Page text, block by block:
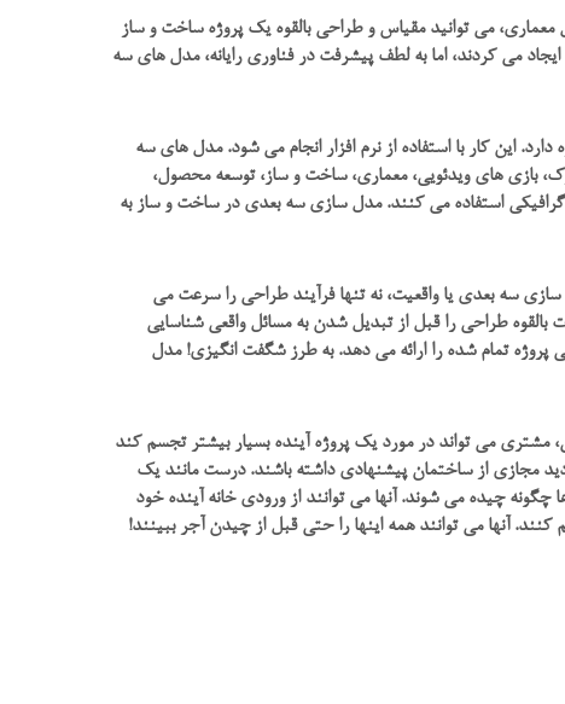
می توانید مقیاس و طراحی بالقوه یک پروژه ساخت و ساز
می کردند، اما به لطف پیشرفت در فناوری رایانه، مدل های سه
این کار با استفاده از نرم افزار انجام می شود. مدل های سه
بازی های ویدئویی، معماری، ساخت و ساز، توسعه محصول،
استفاده می کنند. مدل سازی سه بعدی در ساخت و ساز به
سه بعدی یا واقعیت، نه تنها فرآیند طراحی را سرعت می
بالقوه طراحی را قبل از تبدیل شدن به مسائل واقعی شناسایی
پروژه تمام شده را ارائه می دهد. به طرز شگفت انگیزی! مدل
می تواند در مورد یک پروژه آینده بسیار بیشتر تجسم کند
مجازی از ساختمان پیشنهادی داشته باشند. درست مانند یک
چیده می شوند. آنها می توانند از ورودی خانه آینده خود
آنها می توانند همه اینها را حتی قبل از چیدن آجر ببینند!